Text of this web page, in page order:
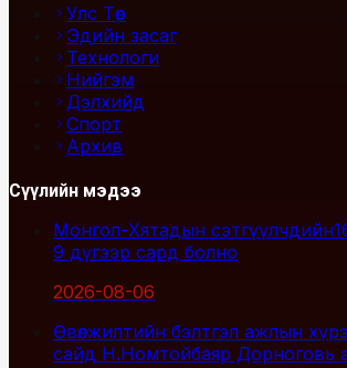
Улс Төр
Эдийн засаг
Технологи
Нийгэм
Дэлхийд
Спорт
Архив
Сүүлийн мэдээ
Монгол-Хятадын
9 дүгээр сард болно
2026-08-06
Өвөлжилтийн бэлтгэл ажлын
сайд Н.Номтойбаяр Дорноговь